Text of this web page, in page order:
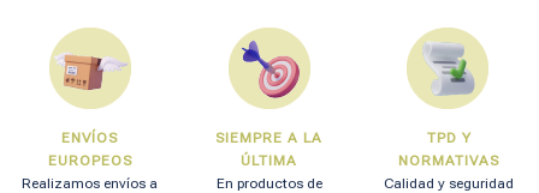
ENVÍOS
EUROPEOS
Realizamos envíos a
SIEMPRE A LA
ÚLTIMA
En productos de
TPD Y
NORMATIVAS
Calidad y seguridad